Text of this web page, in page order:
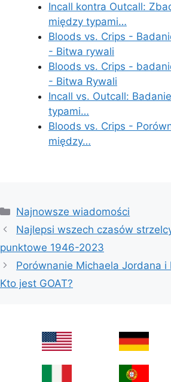
Incall kontra Outcall:
między typami…
Bloods vs. Crips -
- Bitwa rywali
Bloods vs. Crips -
- Bitwa Rywali
Incall vs. Outcall:
typami…
Bloods vs. Crips -
między…
Categories
Najnowsze wiadomości
Najlepsi wszech czasów
punktowe 1946-2023
Porównanie Michaela Jordana i
Kto jest GOAT?